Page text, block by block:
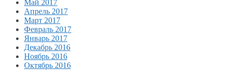
Май 2017
Апрель 2017
Март 2017
Февраль 2017
Январь 2017
Декабрь 2016
Ноябрь 2016
Октябрь 2016